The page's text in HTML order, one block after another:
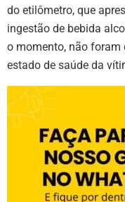
do etilômetro, que
ingestão de bebida
o momento, não
estado de saúde da